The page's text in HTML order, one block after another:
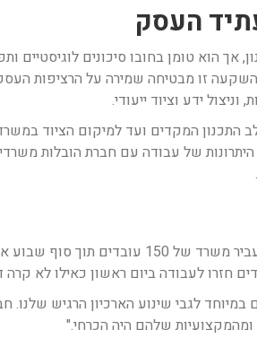
העסק
אך הוא טומן בחובו סיכונים
זו מבטיחה שמירה על הרציפות
ידע וציוד ייעודי.
התכנון המקדים ועד למיקום הציוד
של עבודה עם חברת הובלות
"נדרשנו להעביר משרד של 150
חזרו לעבודה ביום ראשון כאילו לא
במיוחד לגבי שינוע הארכיון הרגיש
שלהם היה הכרחי."